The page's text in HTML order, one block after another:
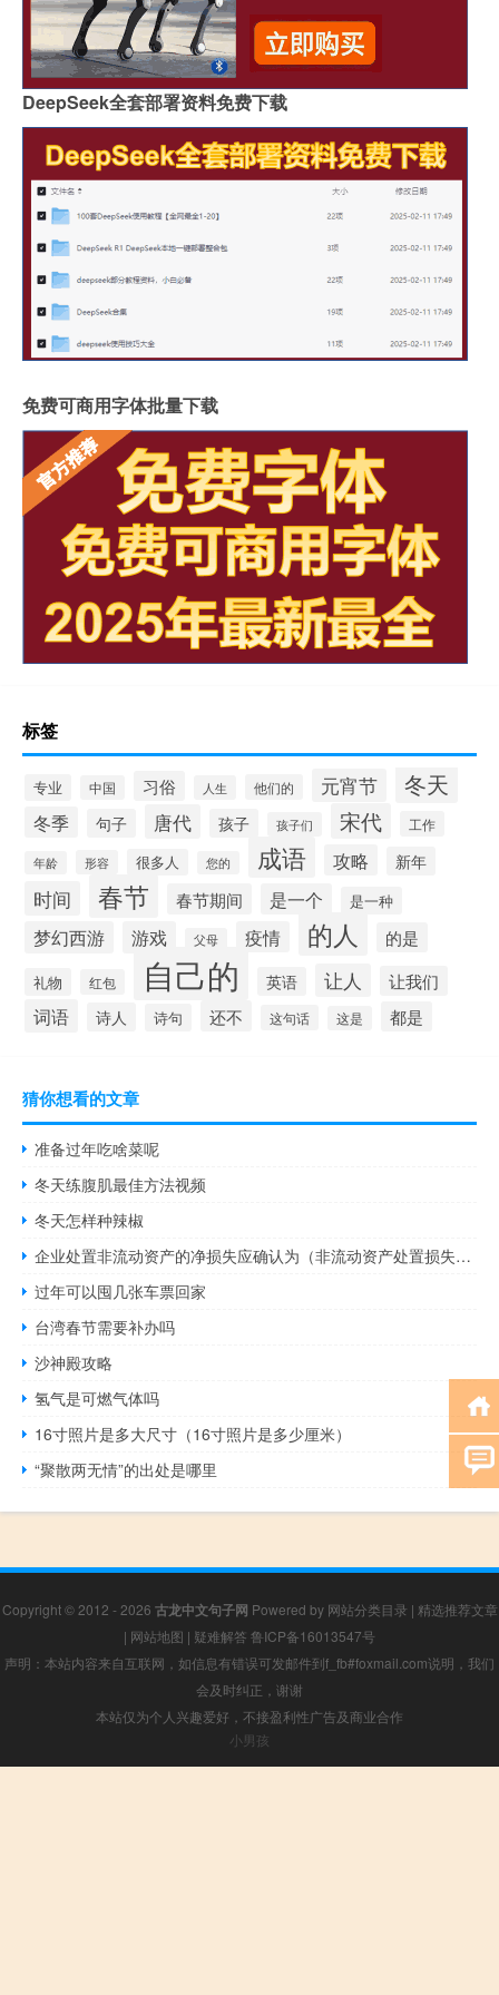
DeepSeek全套部署资料免费下载
免费可商用字体批量下载
标签
专业 中国 习俗 人生 他们的 元宵节 冬天
冬季 句子 唐代 孩子 孩子们 宋代 工作
年龄 形容 很多人 您的 成语 攻略 新年
时间 春节 春节期间 是一个 是一种
梦幻西游 游戏 父母 疫情 的人 的是
礼物 红包 自己的 英语 让人 让我们
词语 诗人 诗句 还不 这句话 这是 都是
猜你想看的文章
准备过年吃啥菜呢
冬天练腹肌最佳方法视频
冬天怎样种辣椒
企业处置非流动资产的净损失应确认为（非流动资产处置损失包括哪些）
过年可以囤几张车票回家
台湾春节需要补办吗
沙神殿攻略
氢气是可燃气体吗
16寸照片是多大尺寸（16寸照片是多少厘米）
“聚散两无情”的出处是哪里
Copyright © 2012 - 2026 古龙中文句子网 Powered by 网站分类目录 | 精选推荐文章
| 网站地图 | 疑难解答 鲁ICP备16013547号
声明：本站内容来自互联网，如信息有错误可发邮件到f_fb#foxmail.com说明，我们
会及时纠正，谢谢
本站仅为个人兴趣爱好，不接盈利性广告及商业合作
小男孩